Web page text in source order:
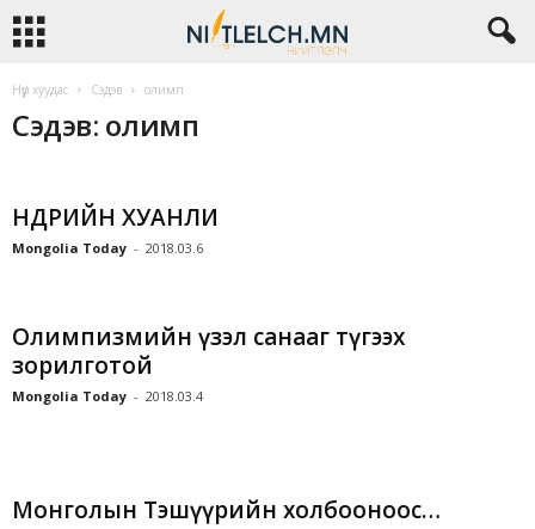
Нүүр хуудас Сэдэв олимп
Сэдэв: олимп
ӨНӨӨДРИЙН ХУАНЛИ
Mongolia Today - 2018.03.6
Олимпизмийн үзэл санааг түгээх
зорилготой
Mongolia Today - 2018.03.4
Монголын Тэшүүрийн холбооноос…